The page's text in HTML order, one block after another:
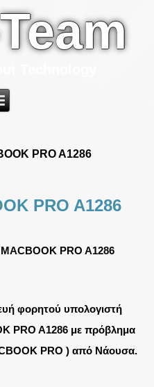
PRO A1286
PRO A1286
PRO A1286
φορητού υπολογιστή
PRO A1286 με πρόβλημα
PRO ) από Νάουσα.